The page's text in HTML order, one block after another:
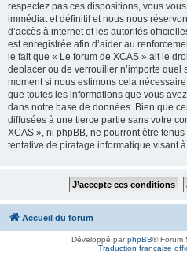
respectez pas ces dispositions, vous
immédiat et définitif et nous nous
d’accès à internet et les autorités
est enregistrée afin d’aider au
le fait que « Le forum de XCAS » ait le
déplacer ou de verrouiller n’importe quel
moment si nous estimons cela
que toutes les informations que vous
dans notre base de données. Bien que
diffusées à une tierce partie sans votre
XCAS », ni phpBB, ne pourront être
tentative de piratage informatique visant
Accueil du forum
Développé parphpBB® Forum
Traduction française